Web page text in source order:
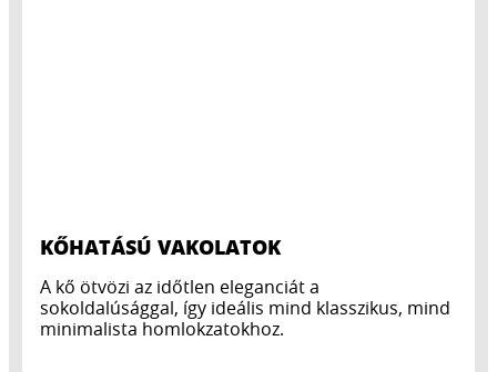
KŐHATÁSÚ VAKOLATOK
A kő ötvözi az időtlen eleganciát a
sokoldalúsággal, így ideális mind klasszikus, mind
minimalista homlokzatokhoz.